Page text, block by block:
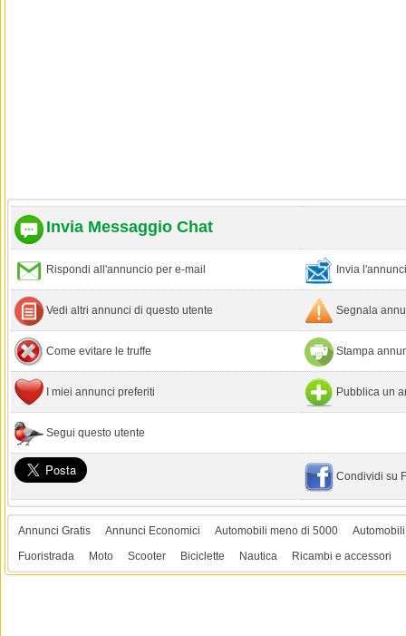
Invia Messaggio Chat
Rispondi all'annuncio per e-mail Invia
Vedi altri annunci di questo utente Segnala
Come evitare le truffe Stampa
I miei annunci preferiti Pubblica un
Segui questo utente
Condividi su
Annunci Gratis Annunci Economici Automobili meno di 5000
Fuoristrada
Moto Scooter Biciclette Nautica Ricambi e accessori